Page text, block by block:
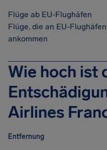
Flüge ab EU-Flughäfen
Flüge, die an EU-Flughäfen
ankommen
Wie hoch ist
Airlines
Entfernung